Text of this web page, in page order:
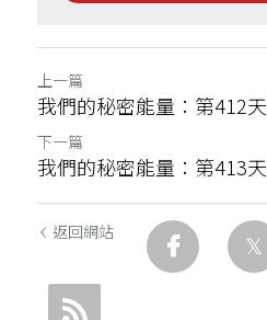
上一篇
我們的秘密能量：第412天
下一篇
我們的秘密能量：第413天
返回網站